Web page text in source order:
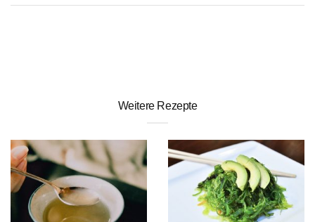
Weitere Rezepte